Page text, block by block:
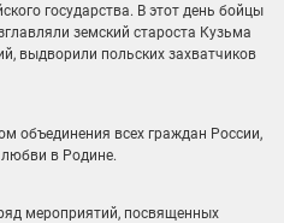
государства. В этот день бойцы
земский староста Кузьма
выдворили польских захватчиков
объединения всех граждан России,
любви в Родине.
мероприятий, посвященных